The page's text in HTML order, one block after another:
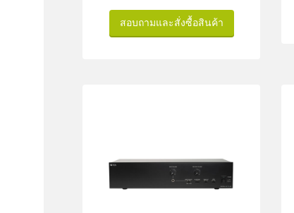
สอบถามและสั่งซื้อสินค้า